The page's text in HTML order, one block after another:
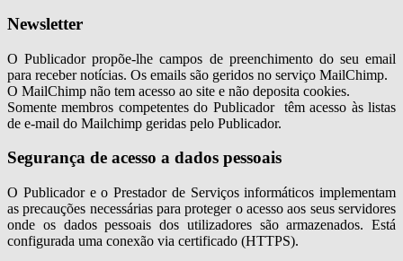
Newsletter
O Publicador propõe-lhe campos de preenchimento do seu email
para receber notícias. Os emails são geridos no serviço MailChimp.
O MailChimp não tem acesso ao site e não deposita cookies.
Somente membros competentes do Publicador têm acesso às listas
de e-mail do Mailchimp geridas pelo Publicador.
Segurança de acesso a dados pessoais
O Publicador e o Prestador de Serviços informáticos implementam
as precauções necessárias para proteger o acesso aos seus servidores
onde os dados pessoais dos utilizadores são armazenados. Está
configurada uma conexão via certificado (HTTPS).